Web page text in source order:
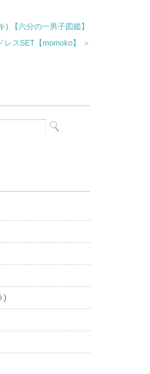
) 【六分の一男子図鑑】
レスSET【momoko】 ＞
)